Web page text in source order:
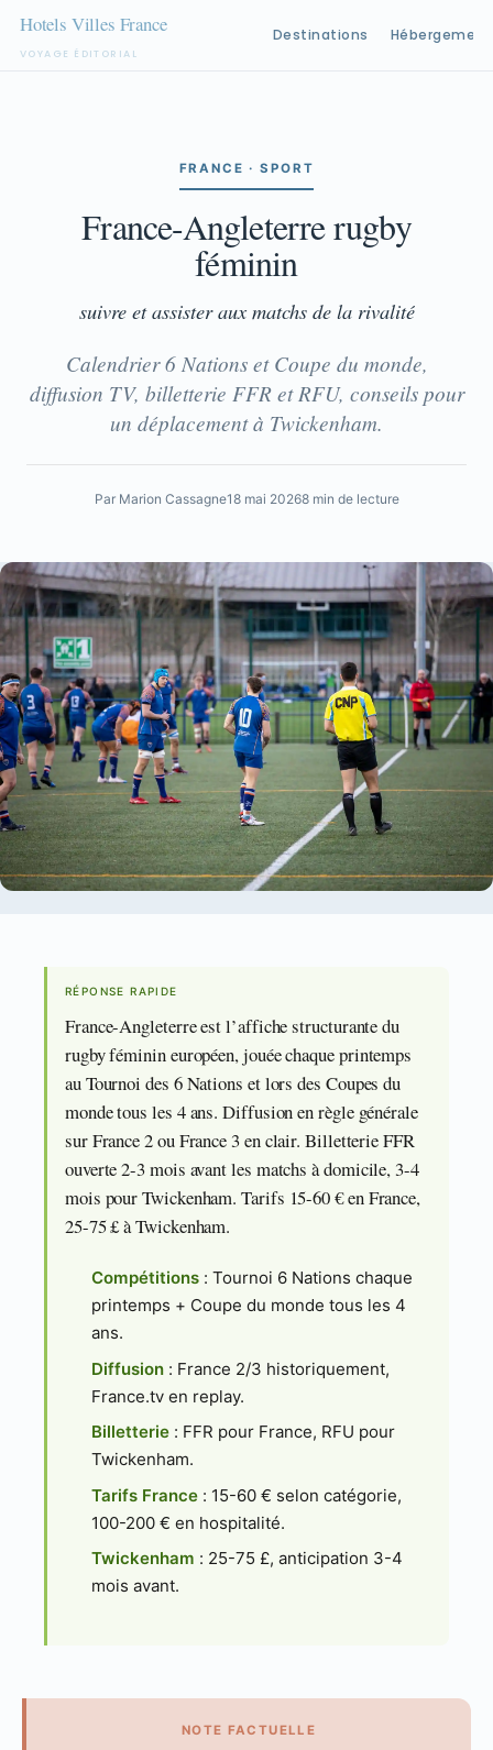
VOYAGE ÉDITORIAL
Destinations Hébergement
FRANCE · SPORT
France-Angleterre rugby
féminin
suivre et assister aux matchs de la rivalité
Calendrier 6 Nations et Coupe du monde,
diffusion TV, billetterie FFR et RFU, conseils pour
un déplacement à Twickenham.
Par Marion Cassagne18 mai 20268 min de lecture
RÉPONSE RAPIDE
France-Angleterre est l’affiche structurante du
rugby féminin européen, jouée chaque printemps
au Tournoi des 6 Nations et lors des Coupes du
monde tous les 4 ans. Diffusion en règle générale
sur France 2 ou France 3 en clair. Billetterie FFR
ouverte 2-3 mois avant les matchs à domicile, 3-4
mois pour Twickenham. Tarifs 15-60 € en France,
25-75 £ à Twickenham.
Compétitions : Tournoi 6 Nations chaque
printemps + Coupe du monde tous les 4
ans.
Diffusion : France 2/3 historiquement,
France.tv en replay.
Billetterie : FFR pour France, RFU pour
Twickenham.
Tarifs France : 15-60 € selon catégorie,
100-200 € en hospitalité.
Twickenham : 25-75 £, anticipation 3-4
mois avant.
NOTE FACTUELLE